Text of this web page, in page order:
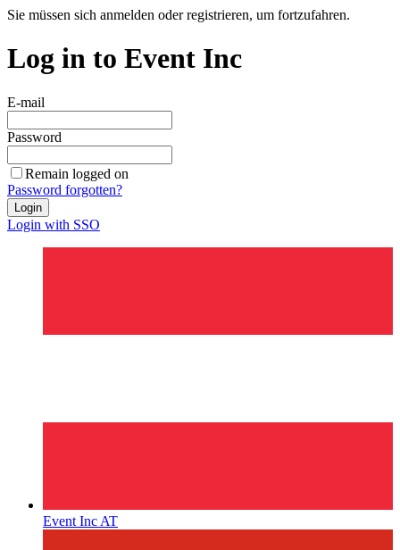
Sie müssen sich anmelden oder registrieren, um fortzufahren.
Log in to Event Inc
E-mail
Password
Remain logged on
Password forgotten?
Login
Login with SSO
Event Inc AT